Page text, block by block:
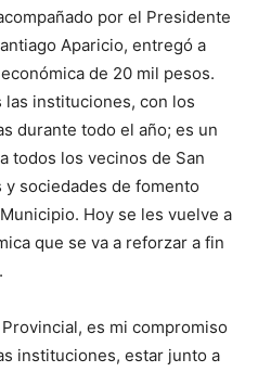
por el Presidente
Aparicio, entregó a
de 20 mil pesos.
las instituciones, con los
durante todo el año; es un
todos los vecinos de San
sociedades de fomento
Hoy se les vuelve a
que se va a reforzar a fin
es mi compromiso
instituciones, estar junto a